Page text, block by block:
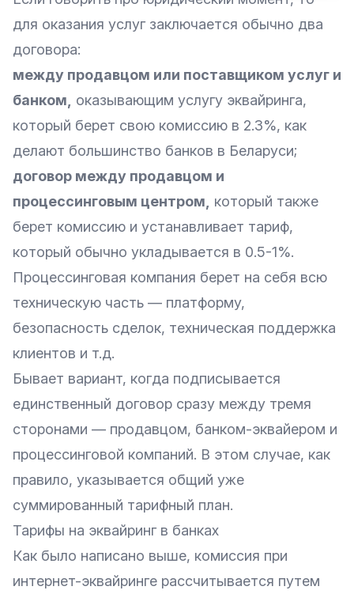
для оказания услуг заключается обычно два
договора:
между продавцом или поставщиком услуг и
банком,
оказывающим услугу эквайринга,
который берет свою комиссию в 2.3%, как
делают большинство банков в Беларуси;
договор между продавцом и
процессинговым центром,
который также
берет комиссию и устанавливает тариф,
который обычно укладывается в 0.5-1%.
Процессинговая компания берет на себя всю
техническую часть — платформу,
безопасность сделок, техническая поддержка
клиентов и т.д.
Бывает вариант, когда подписывается
единственный договор сразу между тремя
сторонами — продавцом, банком-эквайером и
процессинговой компаний. В этом случае, как
правило, указывается общий уже
суммированный тарифный план.
Тарифы на эквайринг в банках
Как было написано выше, комиссия при
интернет-эквайринге рассчитывается путем